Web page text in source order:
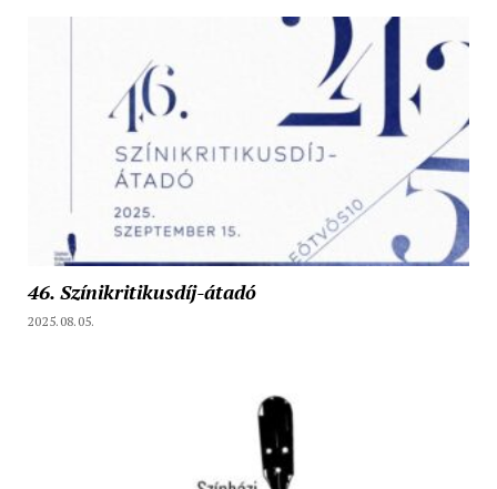
46. Színikritikusdíj-átadó
2025.08.05.